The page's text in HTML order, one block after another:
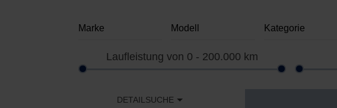
Laufleistung von 0 - 200.000 km
DETAILSUCHE